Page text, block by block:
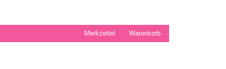
Warenkorb
Merkzettel